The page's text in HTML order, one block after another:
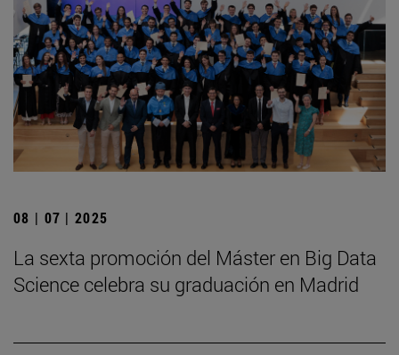
08 | 07 | 2025
La sexta promoción del Máster en Big Data
Science celebra su graduación en Madrid